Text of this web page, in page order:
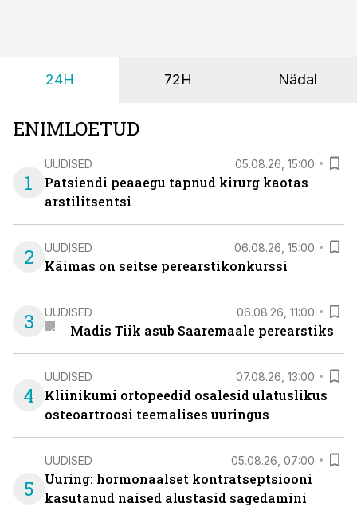
24H 72H Nädal
ENIMLOETUD
1
UUDISED 05.08.26, 15:00
Patsiendi peaaegu tapnud kirurg kaotas
arstilitsentsi
2 UUDISED 06.08.26, 15:00
Käimas on seitse perearstikonkurssi
3 UUDISED 06.08.26, 11:00
Madis Tiik asub Saaremaale perearstiks
4
UUDISED 07.08.26, 13:00
Kliinikumi ortopeedid osalesid ulatuslikus
osteoartroosi teemalises uuringus
5
UUDISED 05.08.26, 07:00
Uuring: hormonaalset kontratseptsiooni
kasutanud naised alustasid sagedamini